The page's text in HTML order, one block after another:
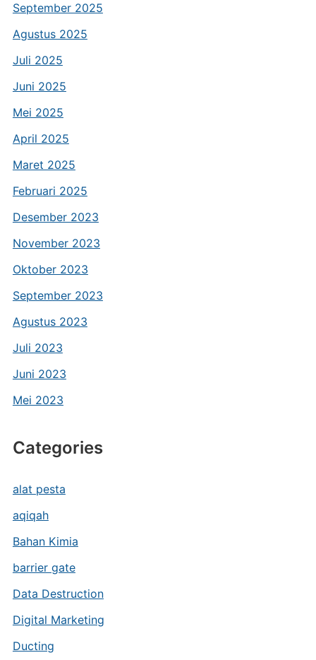
September 2025
Agustus 2025
Juli 2025
Juni 2025
Mei 2025
April 2025
Maret 2025
Februari 2025
Desember 2023
November 2023
Oktober 2023
September 2023
Agustus 2023
Juli 2023
Juni 2023
Mei 2023
Categories
alat pesta
aqiqah
Bahan Kimia
barrier gate
Data Destruction
Digital Marketing
Ducting